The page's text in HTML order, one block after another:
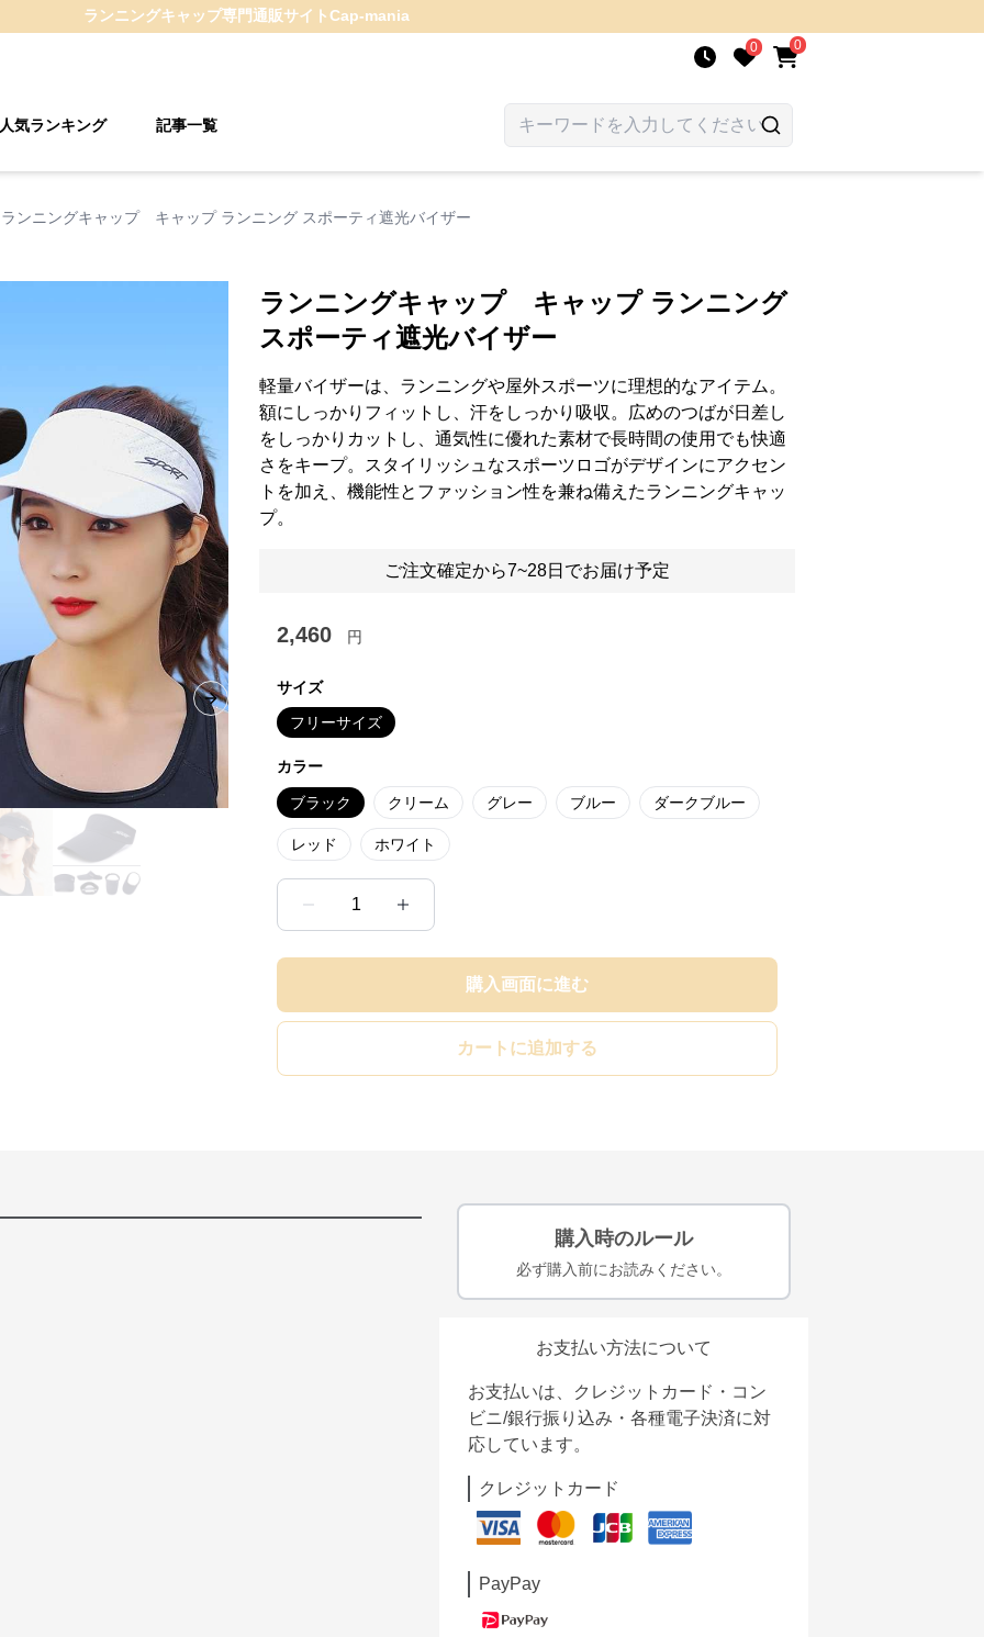
ランニングキャップ専門通販サイトCap-mania
0 0
人気ランキング 記事一覧
ランニングキャップ キャップ ランニング スポーティ遮光バイザー
Next slide
ランニングキャップ キャップ ランニング
スポーティ遮光バイザー
軽量バイザーは、ランニングや屋外スポーツに理想的なアイテム。
額にしっかりフィットし、汗をしっかり吸収。広めのつばが日差し
をしっかりカットし、通気性に優れた素材で長時間の使用でも快適
さをキープ。スタイリッシュなスポーツロゴがデザインにアクセン
トを加え、機能性とファッション性を兼ね備えたランニングキャッ
プ。
ご注文確定から7~28日でお届け予定
2,460 円
サイズ
フリーサイズ
カラー
ブラック クリーム グレー ブルー ダークブルー
レッド ホワイト
1
購入画面に進む
カートに追加する
購入時のルール
必ず購入前にお読みください。
お支払い方法について
お支払いは、クレジットカード・コン
ビニ/銀行振り込み・各種電子決済に対
応しています。
クレジットカード
PayPay